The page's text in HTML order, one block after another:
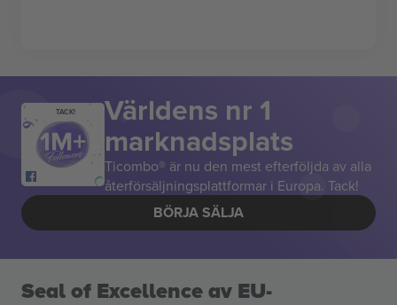
TACK! Världens nr 1
marknadsplats
Ticombo® är nu den mest efterföljda av alla
återförsäljningsplattformar i Europa. Tack!
BÖRJA SÄLJA
Seal of Excellence av EU-